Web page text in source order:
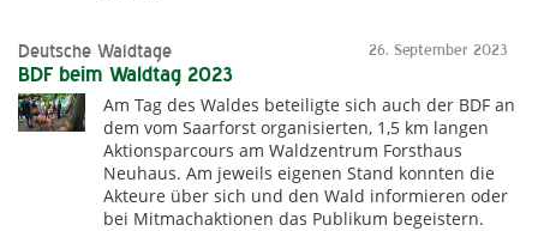
26. September 2023
Deutsche Waldtage
BDF beim Waldtag 2023
Am Tag des Waldes beteiligte sich auch der BDF an
dem vom Saarforst organisierten, 1,5 km langen
Aktionsparcours am Waldzentrum Forsthaus
Neuhaus. Am jeweils eigenen Stand konnten die
Akteure über sich und den Wald informieren oder
bei Mitmachaktionen das Publikum begeistern.